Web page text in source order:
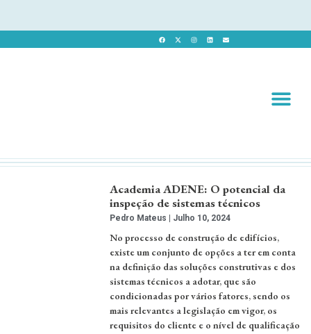
Academia ADENE: O potencial da
inspeção de sistemas técnicos
Pedro Mateus Julho 10, 2024
No processo de construção de edifícios,
existe um conjunto de opções a ter em conta
na definição das soluções construtivas e dos
sistemas técnicos a adotar, que são
condicionadas por vários fatores, sendo os
mais relevantes a legislação em vigor, os
requisitos do cliente e o nível de qualificação